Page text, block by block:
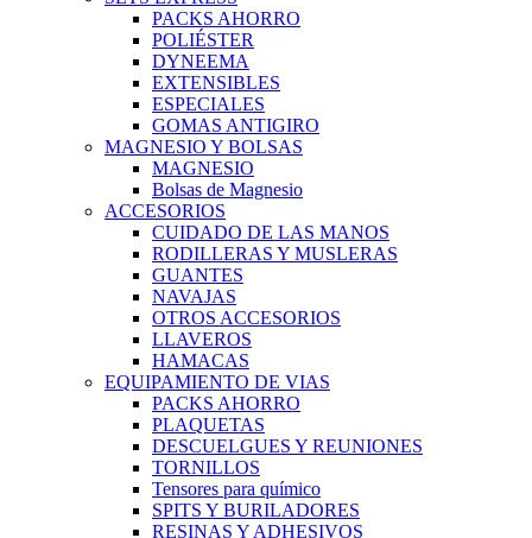
PACKS AHORRO
POLIÉSTER
DYNEEMA
EXTENSIBLES
ESPECIALES
GOMAS ANTIGIRO
MAGNESIO Y BOLSAS
MAGNESIO
Bolsas de Magnesio
ACCESORIOS
CUIDADO DE LAS MANOS
RODILLERAS Y MUSLERAS
GUANTES
NAVAJAS
OTROS ACCESORIOS
LLAVEROS
HAMACAS
EQUIPAMIENTO DE VIAS
PACKS AHORRO
PLAQUETAS
DESCUELGUES Y REUNIONES
TORNILLOS
Tensores para químico
SPITS Y BURILADORES
RESINAS Y ADHESIVOS